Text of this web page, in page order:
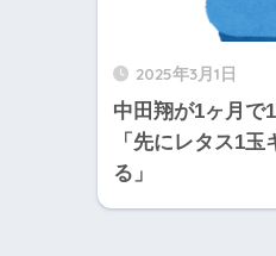
2025年3月1日
中田翔が1ヶ月で
「先にレタス1
る」